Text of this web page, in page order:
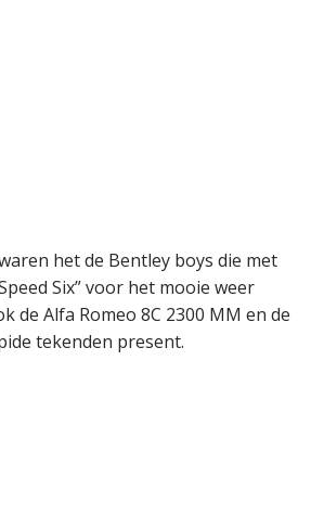
het de Bentley boys die met
Six” voor het mooie weer
de Alfa Romeo 8C 2300 MM en de
tekenden present.